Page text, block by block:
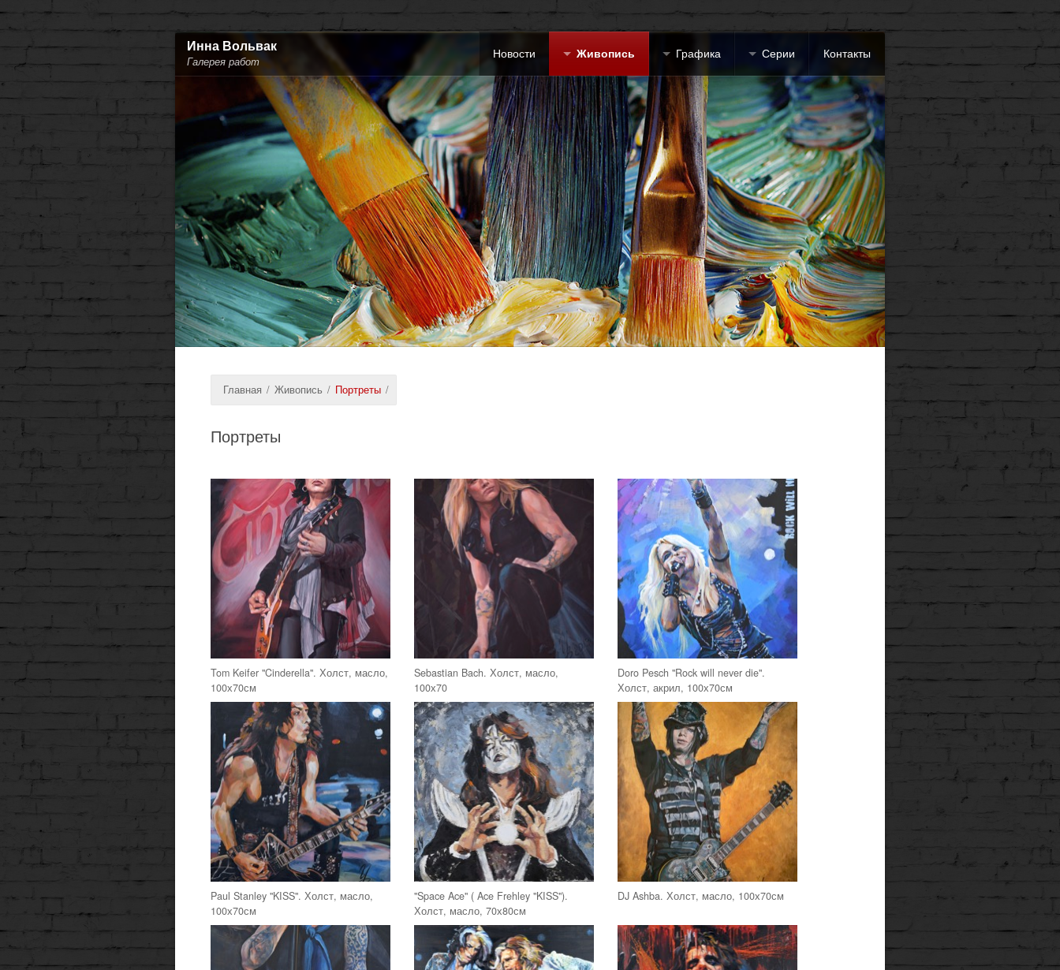
Инна Вольвак
Галерея работ
Новости Живопись Графика Серии Контакты
Главная / Живопись / Портреты /
Портреты
Tom Keifer "Cinderella". Холст, масло,
100х70см
Sebastian Bach. Холст, масло,
100х70
Doro Pesch "Rock will never die".
Холст, акрил, 100х70см
Paul Stanley "KISS". Холст, масло,
100х70см
"Space Ace" ( Ace Frehley "KISS").
Холст, масло, 70х80см
DJ Ashba. Холст, масло, 100х70см